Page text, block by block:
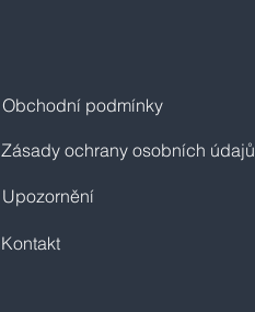
Obchodní podmínky
Zásady ochrany osobních údajů
Upozornění
Kontakt